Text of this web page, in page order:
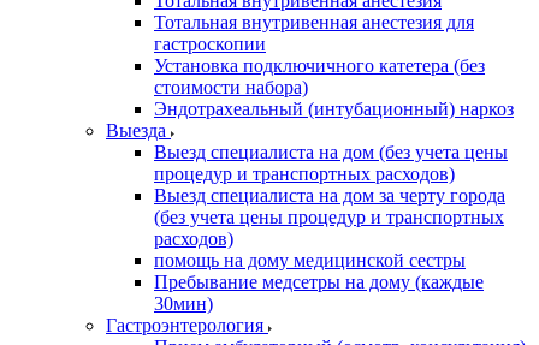
Тотальная внутривенная анестезия для
гастроскопии
Установка подключичного катетера (без
стоимости набора)
Эндотрахеальный (интубационный) наркоз
Выезда
Выезд специалиста на дом (без учета цены
процедур и транспортных расходов)
Выезд специалиста на дом за черту города
(без учета цены процедур и транспортных
расходов)
помощь на дому медицинской сестры
Пребывание медсетры на дому (каждые
30мин)
Гастроэнтерология